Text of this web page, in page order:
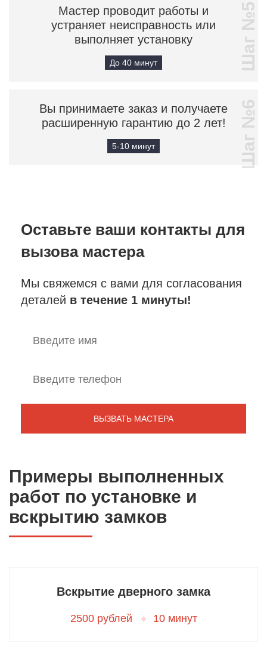
Мастер проводит работы и
устраняет неисправность или
выполняет установку
До 40 минут Шаг №5
Вы принимаете заказ и получаете
расширенную гарантию до 2 лет!
5-10 минут Шаг №6
Оставьте ваши контакты для
вызова мастера
Мы свяжемся с вами для согласования
деталей в течение 1 минуты!
Примеры выполненных
работ по установке и
вскрытию замков
Вскрытие дверного замка
2500 рублей 10 минут